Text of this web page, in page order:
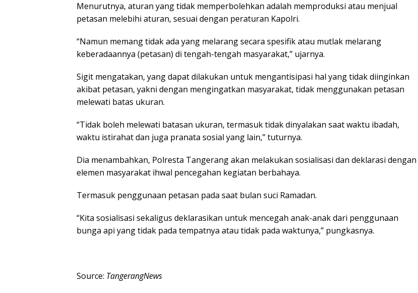
Menurutnya, aturan yang tidak memperbolehkan adalah memproduksi atau menjual
petasan melebihi aturan, sesuai dengan peraturan Kapolri.
“Namun memang tidak ada yang melarang secara spesifik atau mutlak melarang
keberadaannya (petasan) di tengah-tengah masyarakat,” ujarnya.
Sigit mengatakan, yang dapat dilakukan untuk mengantisipasi hal yang tidak diinginkan
akibat petasan, yakni dengan mengingatkan masyarakat, tidak menggunakan petasan
melewati batas ukuran.
“Tidak boleh melewati batasan ukuran, termasuk tidak dinyalakan saat waktu ibadah,
waktu istirahat dan juga pranata sosial yang lain,” tuturnya.
Dia menambahkan, Polresta Tangerang akan melakukan sosialisasi dan deklarasi dengan
elemen masyarakat ihwal pencegahan kegiatan berbahaya.
Termasuk penggunaan petasan pada saat bulan suci Ramadan.
“Kita sosialisasi sekaligus deklarasikan untuk mencegah anak-anak dari penggunaan
bunga api yang tidak pada tempatnya atau tidak pada waktunya,” pungkasnya.
Source: TangerangNews